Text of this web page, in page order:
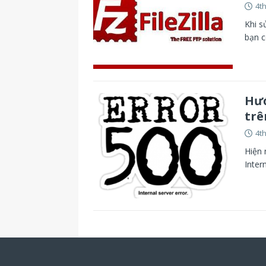
Khi
bạn
Hiện